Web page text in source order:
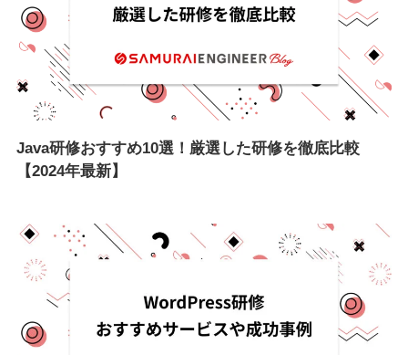
Java研修おすすめ10選！厳選した研修を徹底比較​
【2024年最新】